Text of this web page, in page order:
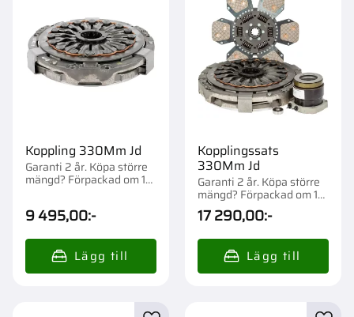
Koppling 330Mm Jd
Garanti 2 år. Köpa större
mängd? Förpackad om 1
9 495,00:-
Kopplingssats
330Mm Jd
Garanti 2 år. Köpa större
mängd? Förpackad om 1
st.
17 290,00:-